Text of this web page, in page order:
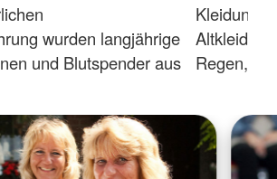
wurden langjährige
und Blutspender aus
Kleidung,
Regen,